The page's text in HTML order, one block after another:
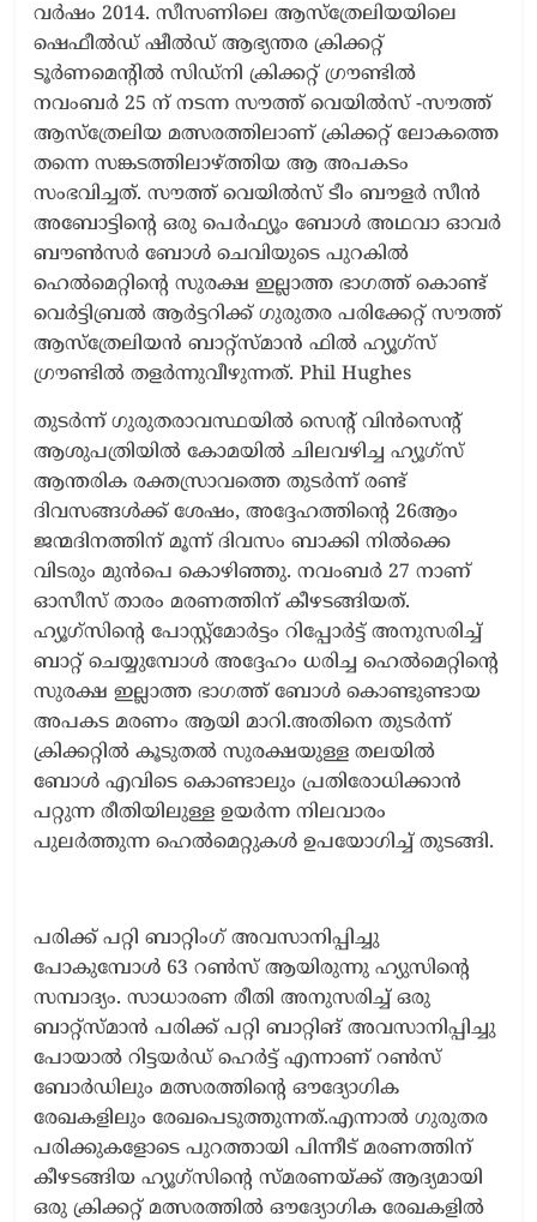
വർഷം 2014. സീസണിലെ ആസ്‌ത്രേലിയയിലെ
ഷെഫീൽഡ് ഷീൽഡ് ആഭ്യന്തര ക്രിക്കറ്റ്
ടൂർണമെന്റിൽ സിഡ്നി ക്രിക്കറ്റ് ഗ്രൗണ്ടിൽ
നവംബർ 25 ന് നടന്ന സൗത്ത് വെയിൽസ് -സൗത്ത്
ആസ്‌ത്രേലിയ മത്സരത്തിലാണ് ക്രിക്കറ്റ് ലോകത്തെ
തന്നെ സങ്കടത്തിലാഴ്ത്തിയ ആ അപകടം
സംഭവിച്ചത്. സൗത്ത് വെയിൽസ് ടീം ബൗളർ സീൻ
അബോട്ടിന്റെ ഒരു പെർഫ്യൂം ബോൾ അഥവാ ഓവർ
ബൗൺസർ ബോൾ ചെവിയുടെ പുറകിൽ
ഹെൽമെറ്റിന്റെ സുരക്ഷ ഇല്ലാത്ത ഭാഗത്ത് കൊണ്ട്
വെർട്ടിബ്രൽ ആർട്ടറിക്ക് ഗുരുതര പരിക്കേറ്റ് സൗത്ത്
ആസ്‌ത്രേലിയൻ ബാറ്റ്‌സ്മാൻ ഫിൽ ഹ്യൂഗ്സ്
ഗ്രൗണ്ടിൽ തളർന്നുവീഴുന്നത്. Phil Hughes
തുടർന്ന് ഗുരുതരാവസ്ഥയിൽ സെന്റ് വിൻസെന്റ്
ആശുപത്രിയിൽ കോമയിൽ ചിലവഴിച്ച ഹ്യൂഗ്സ്
ആന്തരിക രക്തസ്രാവത്തെ തുടർന്ന് രണ്ട്
ദിവസങ്ങൾക്ക് ശേഷം, അദ്ദേഹത്തിന്റെ 26ആം
ജന്മദിനത്തിന് മൂന്ന് ദിവസം ബാക്കി നിൽക്കെ
വിടരും മുൻപെ കൊഴിഞ്ഞു. നവംബർ 27 നാണ്
ഓസീസ് താരം മരണത്തിന് കീഴടങ്ങിയത്.
ഹ്യൂഗ്‌സിന്റെ പോസ്റ്റ്‌മോർട്ടം റിപ്പോർട്ട് അനുസരിച്ച്
ബാറ്റ് ചെയ്യുമ്പോൾ അദ്ദേഹം ധരിച്ച ഹെൽമെറ്റിന്റെ
സുരക്ഷ ഇല്ലാത്ത ഭാഗത്ത് ബോൾ കൊണ്ടുണ്ടായ
അപകട മരണം ആയി മാറി.അതിനെ തുടർന്ന്
ക്രിക്കറ്റിൽ കൂടുതൽ സുരക്ഷയുള്ള തലയിൽ
ബോൾ എവിടെ കൊണ്ടാലും പ്രതിരോധിക്കാൻ
പറ്റുന്ന രീതിയിലുള്ള ഉയർന്ന നിലവാരം
പുലർത്തുന്ന ഹെൽമെറ്റുകൾ ഉപയോഗിച്ച് തുടങ്ങി.
പരിക്ക് പറ്റി ബാറ്റിംഗ് അവസാനിപ്പിച്ചു
പോകുമ്പോൾ 63 റൺസ് ആയിരുന്നു ഹ്യുസിന്റെ
സമ്പാദ്യം. സാധാരണ രീതി അനുസരിച്ച് ഒരു
ബാറ്റ്സ്മാൻ പരിക്ക് പറ്റി ബാറ്റിങ് അവസാനിപ്പിച്ചു
പോയാൽ റിട്ടയർഡ് ഹെർട്ട് എന്നാണ് റൺസ്
ബോർഡിലും മത്സരത്തിന്റെ ഔദ്യോഗിക
രേഖകളിലും രേഖപെടുത്തുന്നത്.എന്നാൽ ഗുരുതര
പരിക്കുകളോടെ പുറത്തായി പിന്നീട് മരണത്തിന്
കീഴടങ്ങിയ ഹ്യൂഗ്‌സിന്റെ സ്മരണയ്ക്ക് ആദ്യമായി
ഒരു ക്രിക്കറ്റ് മത്സരത്തിൽ ഔദ്യോഗിക രേഖകളിൽ